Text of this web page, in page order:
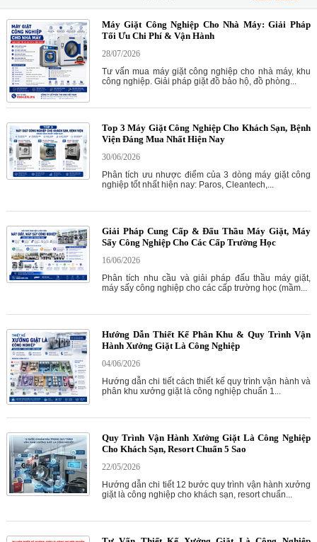
Máy Giặt Công Nghiệp Cho Nhà Máy: Giải Pháp
Tối Ưu Chi Phí & Vận Hành
28/07/2026
Tư vấn mua máy giặt công nghiệp cho nhà máy, khu
công nghiệp. Giải pháp giặt đồ bảo hộ, đồ phòng...
Top 3 Máy Giặt Công Nghiệp Cho Khách Sạn, Bệnh
Viện Đáng Mua Nhất Hiện Nay
30/06/2026
Phân tích ưu nhược điểm của 3 dòng máy giặt công
nghiệp tốt nhất hiện nay: Paros, Cleantech,...
Giải Pháp Cung Cấp & Đấu Thầu Máy Giặt, Máy
Sấy Công Nghiệp Cho Các Cấp Trường Học
16/06/2026
Phân tích nhu cầu và giải pháp đấu thầu máy giặt,
máy sấy công nghiệp cho các cấp trường học (mầm...
Hướng Dẫn Thiết Kế Phân Khu & Quy Trình Vận
Hành Xưởng Giặt Là Công Nghiệp
04/06/2026
Hướng dẫn chi tiết cách thiết kế quy trình vận hành và
phân khu xưởng giặt là công nghiệp chuẩn 1...
Quy Trình Vận Hành Xưởng Giặt Là Công Nghiệp
Cho Khách Sạn, Resort Chuẩn 5 Sao
22/05/2026
Hướng dẫn chi tiết 12 bước quy trình vận hành xưởng
giặt là công nghiệp cho khách sạn, resort chuẩn...